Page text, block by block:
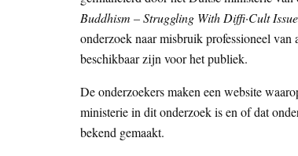
Buddhism – Struggling With Diffi·Cult
onderzoek naar misbruik professioneel van
beschikbaar zijn voor het publiek.
De onderzoekers maken een website
ministerie in dit onderzoek is en of dat
bekend gemaakt.